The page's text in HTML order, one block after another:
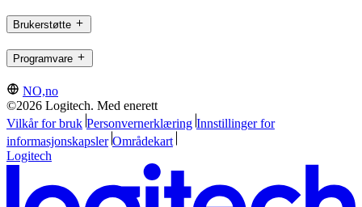
Brukerstøtte
Programvare
NO,no
©2026 Logitech. Med enerett
Vilkår for bruk Personvernerklæring Innstillinger for
informasjonskapsler Områdekart
Logitech